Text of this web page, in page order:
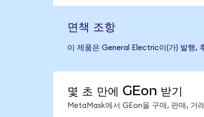
면책 조항
이 제품은 General Electric이(가) 발행,
몇 초 만에 GEon 받기
MetaMask에서 GEon을 구매, 판매, 거